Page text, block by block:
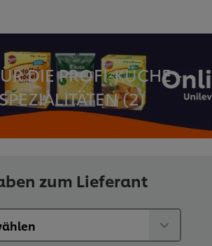
DIE PROFI-KÜCHE -
(2)
zum Lieferant